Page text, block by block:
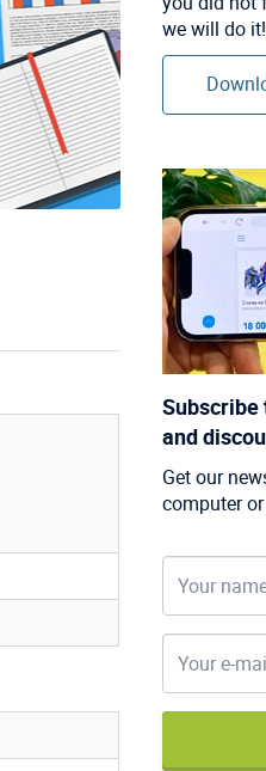
we will do it!
Subscribe
and
Get our
computer